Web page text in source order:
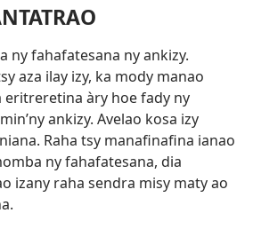
fahafatesana ny ankizy.
aza ilay izy, ka mody manao
eritreretina àry hoe fady ny
ankizy. Avelao kosa izy
Raha tsy manafinafina ianao
ny fahafatesana, dia
izany raha sendra misy maty ao